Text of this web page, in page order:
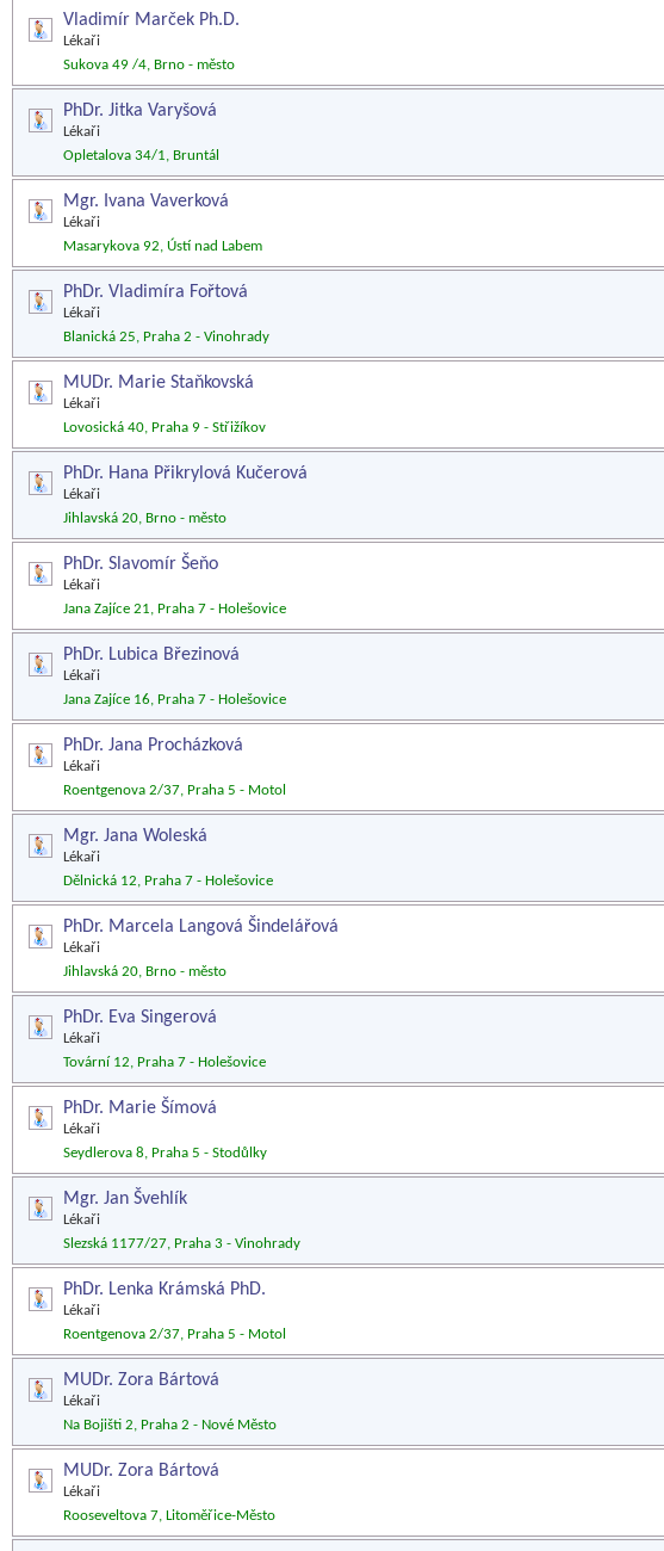
Vladimír Marček Ph.D.
Lékaři
Sukova 49 /4, Brno - město
PhDr. Jitka Varyšová
Lékaři
Opletalova 34/1, Bruntál
Mgr. Ivana Vaverková
Lékaři
Masarykova 92, Ústí nad Labem
PhDr. Vladimíra Fořtová
Lékaři
Blanická 25, Praha 2 - Vinohrady
MUDr. Marie Staňkovská
Lékaři
Lovosická 40, Praha 9 - Střižíkov
PhDr. Hana Přikrylová Kučerová
Lékaři
Jihlavská 20, Brno - město
PhDr. Slavomír Šeňo
Lékaři
Jana Zajíce 21, Praha 7 - Holešovice
PhDr. Lubica Březinová
Lékaři
Jana Zajíce 16, Praha 7 - Holešovice
PhDr. Jana Procházková
Lékaři
Roentgenova 2/37, Praha 5 - Motol
Mgr. Jana Woleská
Lékaři
Dělnická 12, Praha 7 - Holešovice
PhDr. Marcela Langová Šindelářová
Lékaři
Jihlavská 20, Brno - město
PhDr. Eva Singerová
Lékaři
Tovární 12, Praha 7 - Holešovice
PhDr. Marie Šímová
Lékaři
Seydlerova 8, Praha 5 - Stodůlky
Mgr. Jan Švehlík
Lékaři
Slezská 1177/27, Praha 3 - Vinohrady
PhDr. Lenka Krámská PhD.
Lékaři
Roentgenova 2/37, Praha 5 - Motol
MUDr. Zora Bártová
Lékaři
Na Bojišti 2, Praha 2 - Nové Město
MUDr. Zora Bártová
Lékaři
Rooseveltova 7, Litoměřice-Město